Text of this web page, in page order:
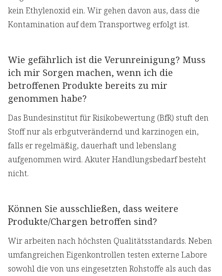
kein Ethylenoxid ein. Wir gehen davon aus, dass die
Kontamination auf dem Transportweg erfolgt ist.
Wie gefährlich ist die Verunreinigung? Muss
ich mir Sorgen machen, wenn ich die
betroffenen Produkte bereits zu mir
genommen habe?
Das Bundesinstitut für Risikobewertung (BfR) stuft den
Stoff nur als erbgutverändernd und karzinogen ein,
falls er regelmäßig, dauerhaft und lebenslang
aufgenommen wird. Akuter Handlungsbedarf besteht
nicht.
Können Sie ausschließen, dass weitere
Produkte/Chargen betroffen sind?
Wir arbeiten nach höchsten Qualitätsstandards. Neben
umfangreichen Eigenkontrollen testen externe Labore
sowohl die von uns eingesetzten Rohstoffe als auch das